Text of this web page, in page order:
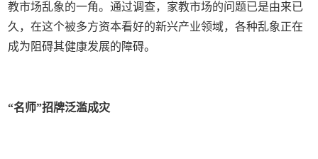
教市场乱象的一角。通过调查，家教市场的问题已是由来已
久，在这个被多方资本看好的新兴产业领域，各种乱象正在
成为阻碍其健康发展的障碍。
“名师”招牌泛滥成灾